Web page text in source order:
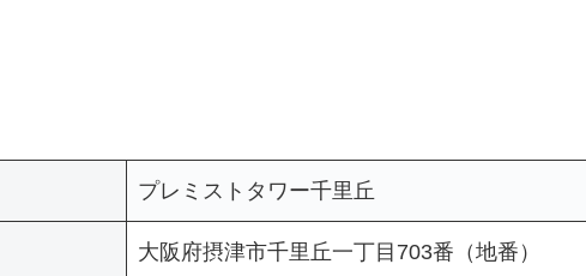
プレミストタワー千里丘
大阪府摂津市千里丘一丁目703番（地番）